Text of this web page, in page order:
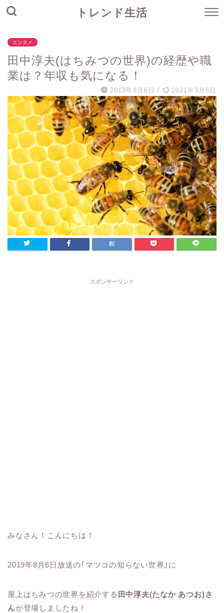
トレンド生活
エンタメ
田中淳夫(はちみつの世界)の経歴や職
業は？年収も気になる！
2019年8月6日 / 2021年3月6日
スポンサーリンク
みなさん！こんにちは！
2019年8月6日放送の｢マツコの知らない世界｣に
屋上はちみつの世界を紹介する 田中淳夫(たなか あつお)さ
んが登場しましたね！